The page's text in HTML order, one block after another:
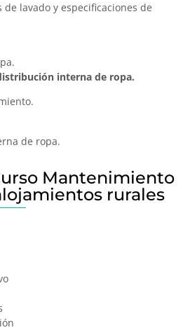
de lavado y especificaciones de
interna de ropa.
de ropa.
Mantenimiento
rurales